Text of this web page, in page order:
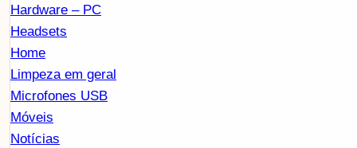
Hardware – PC
Headsets
Home
Limpeza em geral
Microfones USB
Móveis
Notícias